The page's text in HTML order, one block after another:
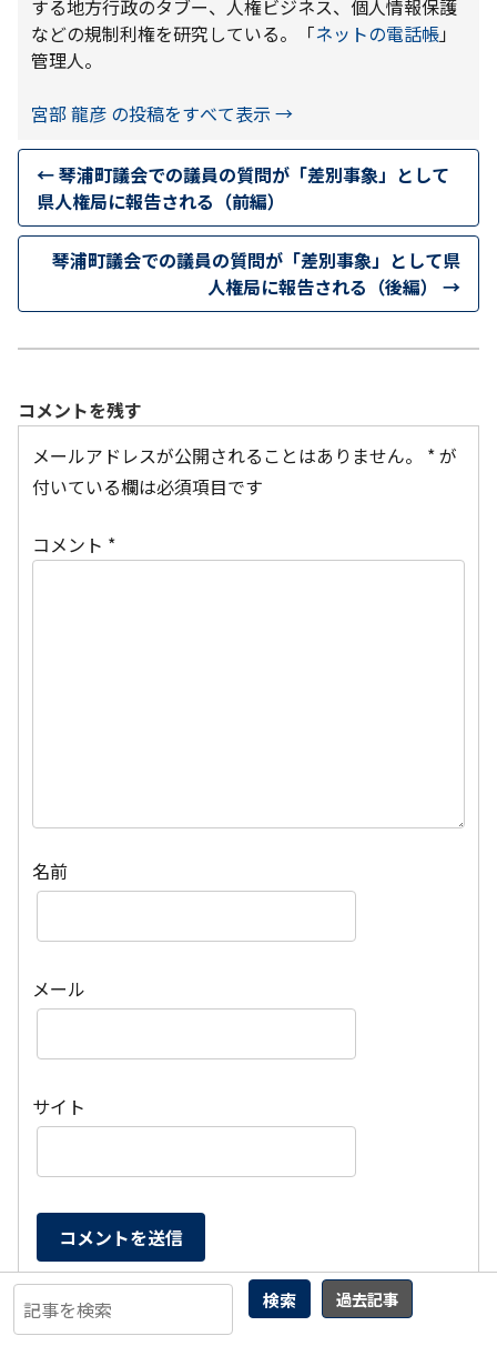
検索 過去記事
する地方行政のタブー、人権ビジネス、個人情報保護
などの規制利権を研究している。「ネットの電話帳」
管理人。
宮部 龍彦 の投稿をすべて表示 →
←琴浦町議会での議員の質問が「差別事象」として
県人権局に報告される（前編）
琴浦町議会での議員の質問が「差別事象」として県
人権局に報告される（後編） →
コメントを残す
メールアドレスが公開されることはありません。
*が
付いている欄は必須項目です
コメント *
名前
メール
サイト
次の形式の画像を添付することができます：GIF,
PNG, JPG, JPEG